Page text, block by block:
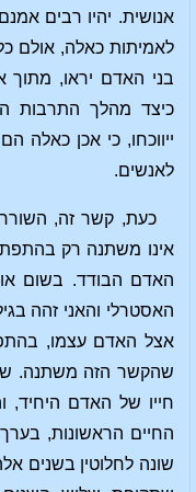
אנושית. יהיו רבים
לאמיתות כאלה, אולם
בני האדם יראו,
כיצד מהלך התרבות
ייווכחו, כי אכן כאלה
לאנשים.
כעת, קשר זה, השורר
אינו משתנה רק
האדם הבודד. בשום
האסטרלי והאני זהה
אצל האדם עצמו,
שהקשר הזה משתנה.
חייו של האדם היחיד,
החיים הראשונות,
שונה לחלוטין בשנים